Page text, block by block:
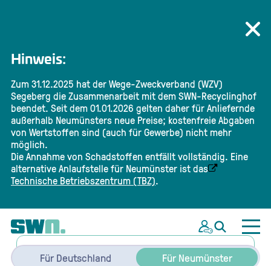
Hinweis:
Zum 31.12.2025 hat der Wege-Zweckverband (WZV)
Segeberg die Zusammenarbeit mit dem SWN-Recyclinghof
beendet. Seit dem 01.01.2026 gelten daher für Anliefernde
außerhalb Neumünsters neue Preise; kostenfreie Abgaben
von Wertstoffen sind (auch für Gewerbe) nicht mehr
möglich.
Die Annahme von Schadstoffen entfällt vollständig. Eine
alternative Anlaufstelle für Neumünster ist das
Technische Betriebszentrum (TBZ).
Für Deutschland Für Neumünster
Abfallarten & Preise im